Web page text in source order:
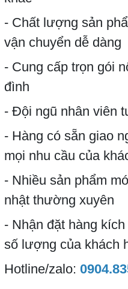
- Chất lượng sản
vận chuyển dễ dàng
- Cung cấp trọn gói
đình
- Đội ngũ nhân viên
- Hàng có sẵn giao
mọi nhu cầu của
- Nhiều sản phẩm
nhật thường xuyên
- Nhận đặt hàng
số lượng của khách
Hotline/zalo: